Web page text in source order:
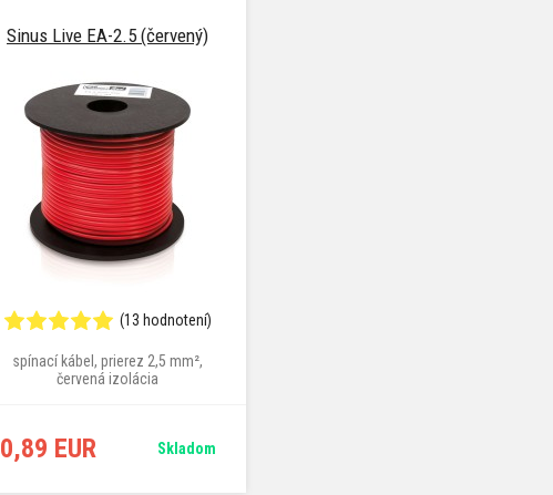
Sinus Live EA-2.5 (červený)
(13 hodnotení)
spínací kábel, prierez 2,5 mm²,
červená izolácia
0,89 EUR Skladom